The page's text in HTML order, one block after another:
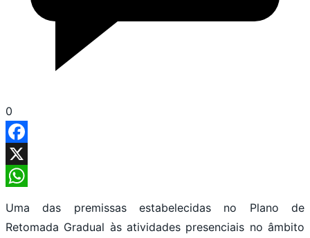
0
Facebook
X
Uma das premissas estabelecidas no Plano de
Retomada Gradual às atividades presenciais no âmbito